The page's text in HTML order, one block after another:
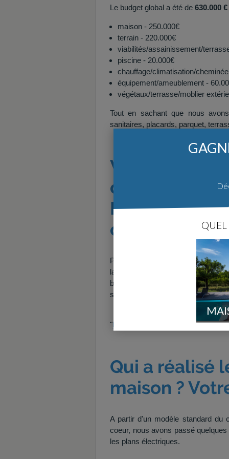
Le budget global a été de 630.000
maison - 250.000€
terrain - 220.000€
viabilités/assainissement/
piscine - 20.000€
chauffage/climatisation/
équipement/ameublement -
végétaux/terrasse/moblier
Tout en sachant que nous
sanitaires, placards, parquet,
Vous avez
constructeur.
Pourquoi
constructeur
Passer par un constructeur a été
la
protection que devait
bien plus
un risque qu'une réelle
signature ! -
un rapport de force
"Photo N°1069319 lgxf7224
Qui a réalisé
maison ?
A partir d'un modèle standard du
coeur, nous avons passé
les plans électriques.
QUEL